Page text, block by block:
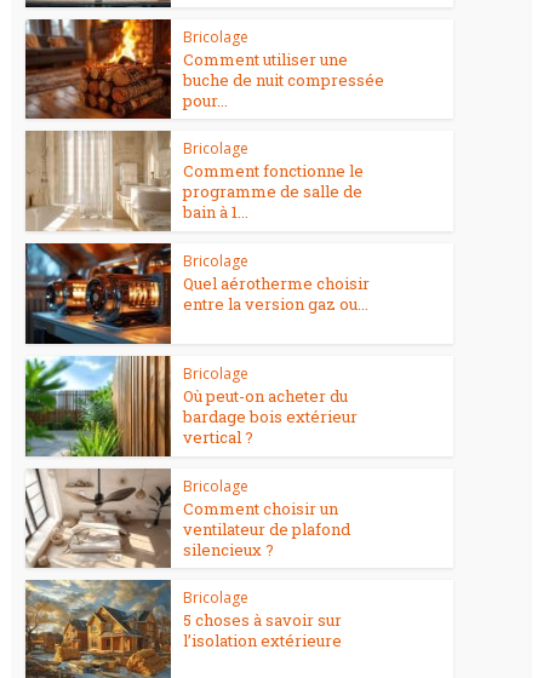
Bricolage
Comment utiliser une
buche de nuit compressée
pour...
Bricolage
Comment fonctionne le
programme de salle de
bain à 1...
Bricolage
Quel aérotherme choisir
entre la version gaz ou...
Bricolage
Où peut-on acheter du
bardage bois extérieur
vertical ?
Bricolage
Comment choisir un
ventilateur de plafond
silencieux ?
Bricolage
5 choses à savoir sur
l’isolation extérieure